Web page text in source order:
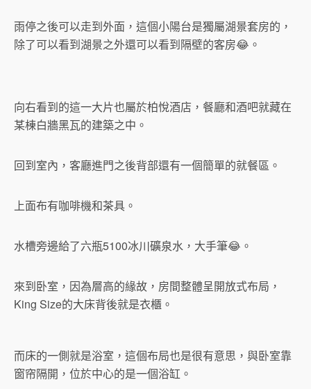
雨停之後可以走到外面，這個小陽台是獨屬湖景套房的，
除了可以看到湖景之外還可以看到隔壁的客房😂。
向右看到的這一大片也屬於柏悅酒店，餐廳和酒吧就藏在
某棟白牆黑瓦的建築之中。
回到室內，客廳進門之後背部還有一個簡單的就餐區。
上面布有咖啡機和茶具。
水槽旁邊給了六瓶5100冰川礦泉水，大手筆😂。
來到卧室，因為層高的緣故，房間整體呈開放式布局，
King Size的大床背後就是衣櫃。
而床的一側就是浴室，這個布局也是很有意思，與卧室靠
窗帘隔開，位於中心的是一個浴缸。